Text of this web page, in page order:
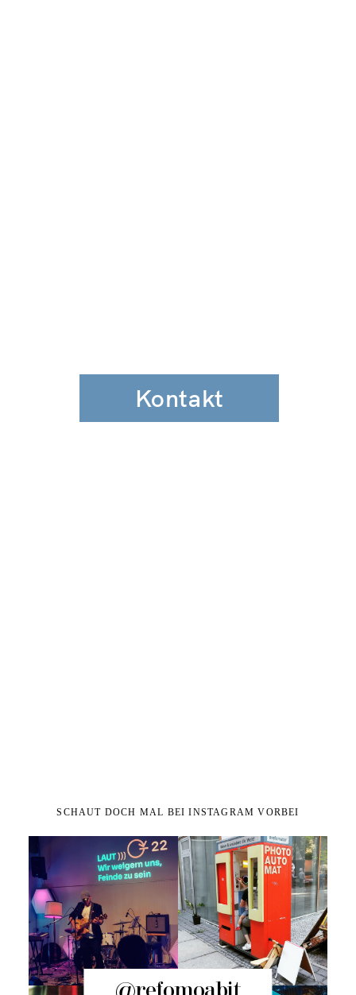
Kontakt
SCHAUT DOCH MAL BEI INSTAGRAM VORBEI